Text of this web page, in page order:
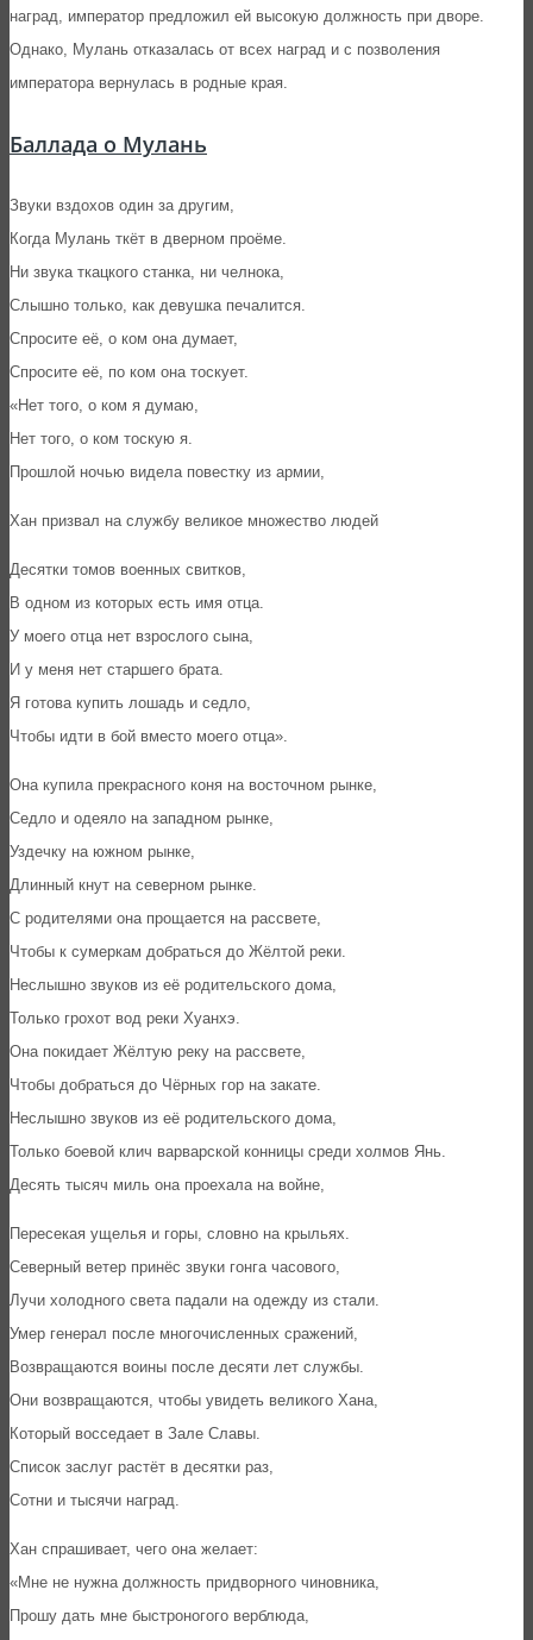
наград, император предложил ей высокую должность при дворе.
Однако, Мулань отказалась от всех наград и с позволения
императора вернулась в родные края.
Баллада о Мулань
Звуки вздохов один за другим,
Когда Мулань ткёт в дверном проёме.
Ни звука ткацкого станка, ни челнока,
Слышно только, как девушка печалится.
Спросите её, о ком она думает,
Спросите её, по ком она тоскует.
«Нет того, о ком я думаю,
Нет того, о ком тоскую я.
Прошлой ночью видела повестку из армии,
Хан призвал на службу великое множество людей
Десятки томов военных свитков,
В одном из которых есть имя отца.
У моего отца нет взрослого сына,
И у меня нет старшего брата.
Я готова купить лошадь и седло,
Чтобы идти в бой вместо моего отца».
Она купила прекрасного коня на восточном рынке,
Седло и одеяло на западном рынке,
Уздечку на южном рынке,
Длинный кнут на северном рынке.
С родителями она прощается на рассвете,
Чтобы к сумеркам добраться до Жёлтой реки.
Неслышно звуков из её родительского дома,
Только грохот вод реки Хуанхэ.
Она покидает Жёлтую реку на рассвете,
Чтобы добраться до Чёрных гор на закате.
Неслышно звуков из её родительского дома,
Только боевой клич варварской конницы среди холмов Янь.
Десять тысяч миль она проехала на войне,
Пересекая ущелья и горы, словно на крыльях.
Северный ветер принёс звуки гонга часового,
Лучи холодного света падали на одежду из стали.
Умер генерал после многочисленных сражений,
Возвращаются воины после десяти лет службы.
Они возвращаются, чтобы увидеть великого Хана,
Который восседает в Зале Славы.
Список заслуг растёт в десятки раз,
Сотни и тысячи наград.
Хан спрашивает, чего она желает:
«Мне не нужна должность придворного чиновника,
Прошу дать мне быстроногого верблюда,